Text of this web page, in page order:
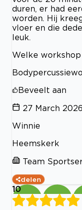
duren, er had
worden. Hij
vloer en die
leuk.
Welke
Beveelt aan
27 March 2026
Winnie
Heemskerk
Team
delen
10